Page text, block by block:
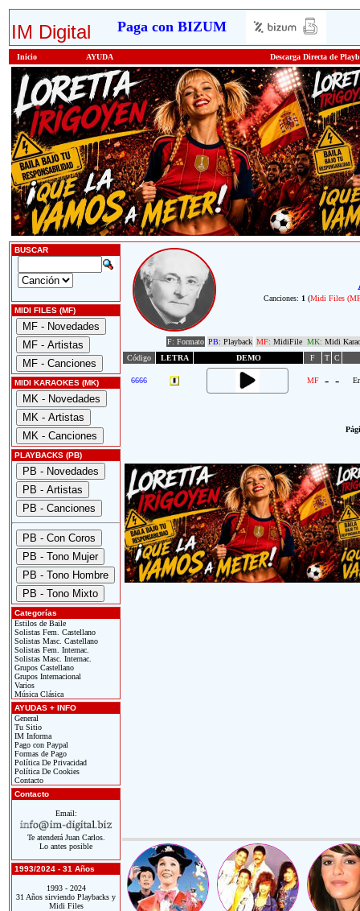
IM Digital Paga con BIZUM
Inicio AYUDA Descarga Directa de
BUSCAR
MIDI FILES (MF)
MIDI KARAOKES (MK)
PLAYBACKS (PB)
Categorías
Estilos de Baile
Solistas Fem. Castellano
Solistas Masc. Castellano
Solistas Fem. Internac.
Solistas Masc. Internac.
Grupos Castellano
Grupos Internacional
Varios
Música Clásica
AYUDAS + INFO
General
Tu Sitio
IM Informa
Pago con Paypal
Formas de Pago
Política De Privacidad
Política De Cookies
Contacto
Contacto
Email:
Te atenderá Juan Carlos.
Lo antes posible
1993/2024 - 31 Años
1993 - 2024
31 Años sirviendo Playbacks y
Midi Files
Canciones: 1 (Midi Files
F: Formato PB: Playback MF: MidiFile MK: Midi
Código
LETRA DEMO F T C
6666 MF - -